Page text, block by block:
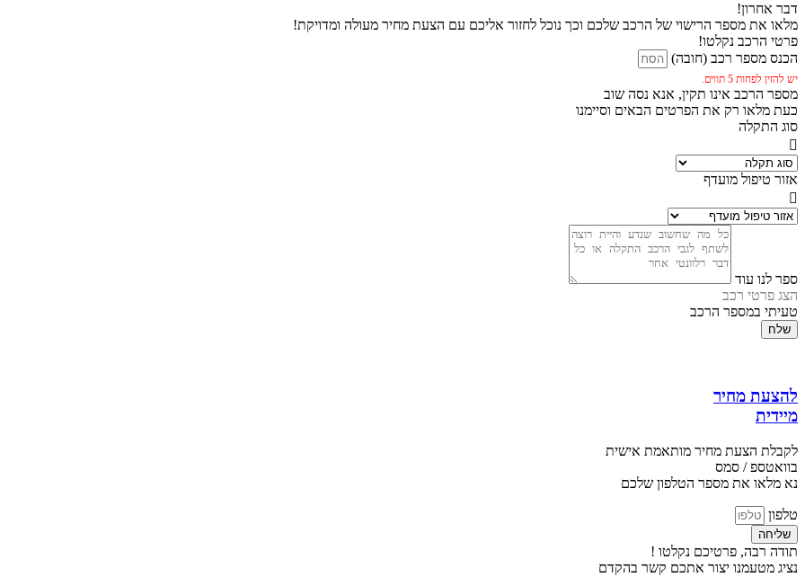
דבר אחרון!
מלאו את מספר הרישוי של הרכב שלכם וכך נוכל לחזור אליכם עם הצעת מחיר מעולה ומדויקת!
פרטי הרכב נקלטו!
הכנס מספר רכב (חובה)
יש להזין לפחות 5 תווים.
מספר הרכב אינו תקין, אנא נסה שוב
כעת מלאו רק את הפרטים הבאים וסיימנו
סוג התקלה
אזור טיפול מועדף
ספר לנו עוד
הצג פרטי רכב
טעיתי במספר הרכב
שלח
להצעת מחיר
מיידית
לקבלת הצעת מחיר מותאמת אישית
בוואטספ / סמס
נא מלאו את מספר הטלפון שלכם
טלפון
שליחה
תודה רבה, פרטיכם נקלטו !
נציג מטעמנו יצור אתכם קשר בהקדם